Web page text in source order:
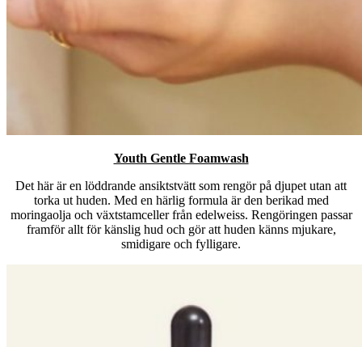
Youth Gentle Foamwash
Det här är en löddrande ansiktstvätt som rengör på djupet utan att
torka ut huden. Med en härlig formula är den berikad med
moringaolja och växtstamceller från edelweiss. Rengöringen passar
framför allt för känslig hud och gör att huden känns mjukare,
smidigare och fylligare.